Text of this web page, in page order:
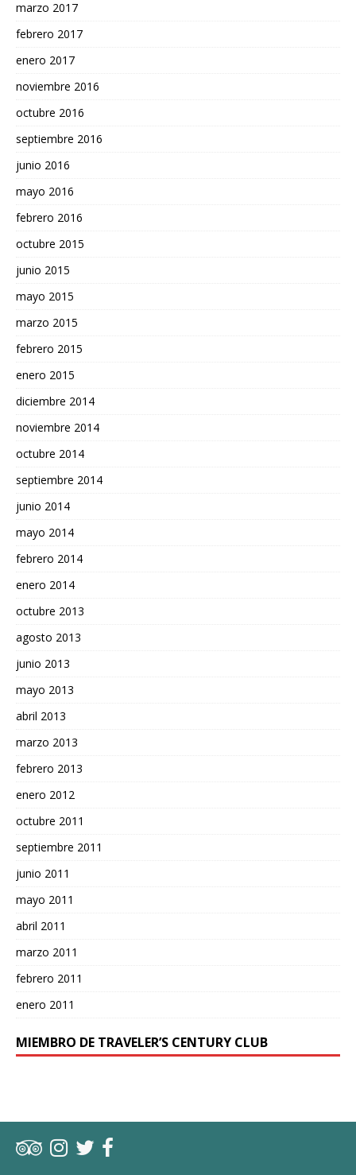
marzo 2017
febrero 2017
enero 2017
noviembre 2016
octubre 2016
septiembre 2016
junio 2016
mayo 2016
febrero 2016
octubre 2015
junio 2015
mayo 2015
marzo 2015
febrero 2015
enero 2015
diciembre 2014
noviembre 2014
octubre 2014
septiembre 2014
junio 2014
mayo 2014
febrero 2014
enero 2014
octubre 2013
agosto 2013
junio 2013
mayo 2013
abril 2013
marzo 2013
febrero 2013
enero 2012
octubre 2011
septiembre 2011
junio 2011
mayo 2011
abril 2011
marzo 2011
febrero 2011
enero 2011
MIEMBRO DE TRAVELER’S CENTURY CLUB